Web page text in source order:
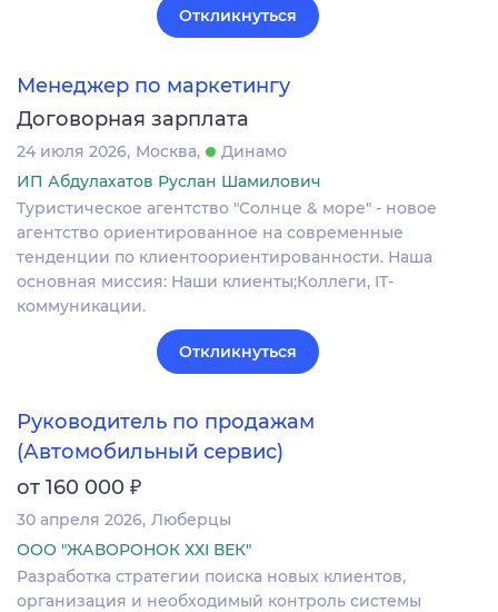
Откликнуться
Менеджер по маркетингу
Договорная зарплата
24 июля 2026 Москва
Динамо
ИП Абдулахатов Руслан Шамилович
Туристическое агентство "Солнце & море" - новое
агентство ориентированное на современные
тенденции по клиентоориентированности. Наша
основная миссия: Наши клиенты;Коллеги, IT-
коммуникации.
Откликнуться
Руководитель по продажам
(Автомобильный сервис)
от 160 000 ₽
30 апреля 2026 Люберцы
ООО "ЖАВОРОНОК ХХI ВЕК"
Разработка стратегии поиска новых клиентов,
организация и необходимый контроль системы